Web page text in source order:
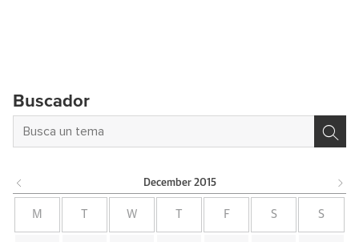
Buscador
December 2015
M T W T F S S